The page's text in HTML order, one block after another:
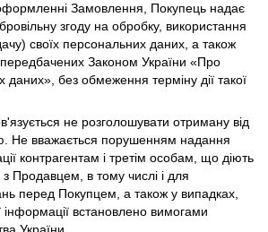
Замовлення, Покупець надає
згоду на обробку, використання
своїх персональних даних, а також
Законом України «Про
даних», без обмеження терміну дії такої
не розголошувати отриману від
Не вважається порушенням надання
контрагентам і третім особам, що діють
з Продавцем, в тому числі і для
перед Покупцем, а також у випадках,
інформації встановлено вимогами